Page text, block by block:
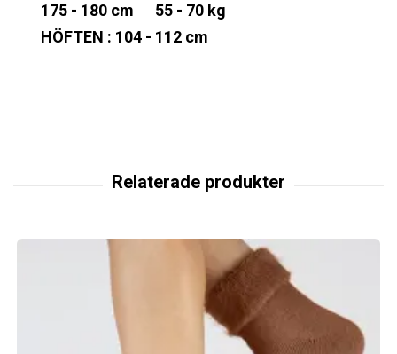
175 - 180 cm 55 - 70 kg
HÖFTEN : 104 - 112 cm